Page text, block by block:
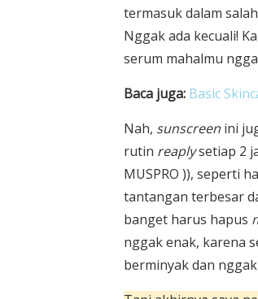
termasuk dalam
Nggak ada kecuali!
serum mahalmu
Baca juga: Basic
Nah, sunscreen ini
rutin reaplysetiap 2
MUSPRO )), seperti
tantangan terbesar
banget harus hapus
nggak enak, karena
berminyak dan